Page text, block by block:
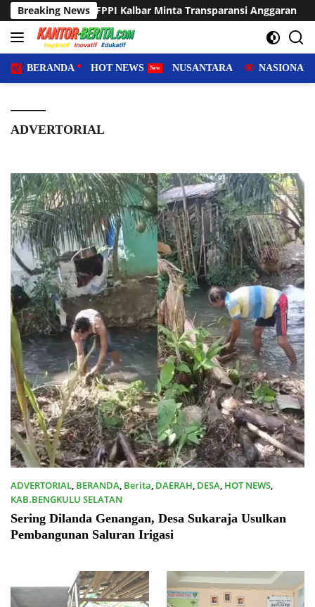
Langsung
ke
konten
Breaking News
Kalbar Minta Transparansi Anggaran Sering Dilanda
BERANDA HOT NEWS NUSANTARA NASIONAL
ADVERTORIAL
ADVERTORIAL, BERANDA, Berita, DAERAH, DESA, HOT NEWS,
KAB.BENGKULU SELATAN
06/07/2026
Sering Dilanda Genangan, Desa Sukaraja Usulkan
Pembangunan Saluran Irigasi